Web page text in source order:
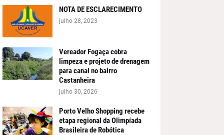
NOTA DE ESCLARECIMENTO
julho 28, 2023
Vereador Fogaça cobra
limpeza e projeto de drenagem
para canal no bairro
Castanheira
julho 30, 2026
Porto Velho Shopping recebe
etapa regional da Olimpíada
Brasileira de Robótica